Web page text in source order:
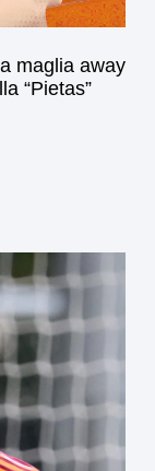
maglia away
“Pietas”